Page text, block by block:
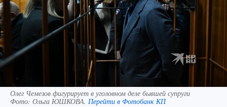
Олег Чемезов фигурирует в уголовном деле бывшей супруги
Фото: Ольга ЮШКОВА. Перейти в Фотобанк КП